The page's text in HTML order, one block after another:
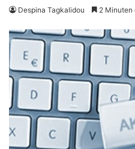
Despina Tagkalidou 2 Minuten